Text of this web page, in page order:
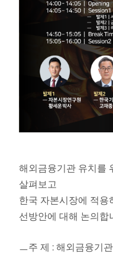
해외금융기관 유치를
살펴보고
한국 자본시장에 적용
선방안에 대해 논의합
ㅡ주 제 : 해외금융기